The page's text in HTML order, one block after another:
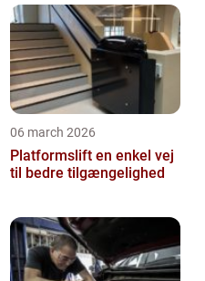
06 march 2026
Platformslift en enkel vej
til bedre tilgængelighed